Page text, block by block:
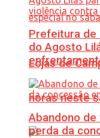
Lojas de
horas neste
Prefeitura de
do Agosto
Abandono
perda da